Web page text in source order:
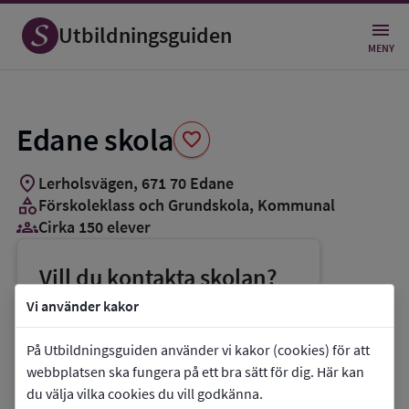
Vi använder kakor
På Utbildningsguiden använder vi kakor (cookies) för att
webbplatsen ska fungera på ett bra sätt för dig. Här kan
du välja vilka cookies du vill godkänna.
Utbildningsguiden MENY
Edane skola favorite
Spara
som
favorit
location_on Lerholsvägen, 671 70 Edane
categoryFörskoleklass och Grundskola, Kommunal
groups_3Cirka 150 elever
Vill du kontakta skolan?
phoneTelefon:0570-82857
E-post: skola.utbildning@arvika.se
link Webbplats:Edane skola